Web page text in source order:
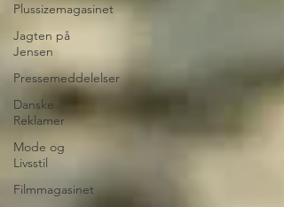
Plussizemagasinet
Jagten på
Jensen
Pressemeddelelser
Danske
Reklamer
Mode og
Livsstil
Filmmagasinet